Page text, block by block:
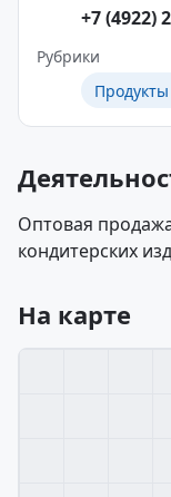
+7 (4922)
Рубрики
Оптовая
кондитерских
На карте